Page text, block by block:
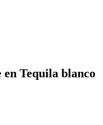
Tequila blanco